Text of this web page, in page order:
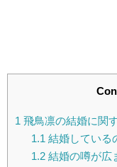
1 飛鳥凛の結婚に関
1.1 結婚している
1.2結婚の噂が広